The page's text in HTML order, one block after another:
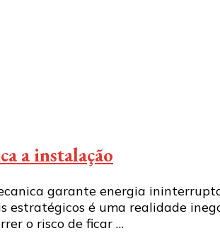
a instalação
garante energia
é uma realidade
o risco de ficar …